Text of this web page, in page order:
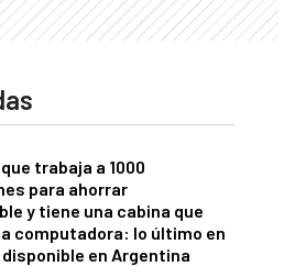
trabaja a 1000
para ahorrar
y tiene una cabina que
computadora: lo último en
disponible en Argentina